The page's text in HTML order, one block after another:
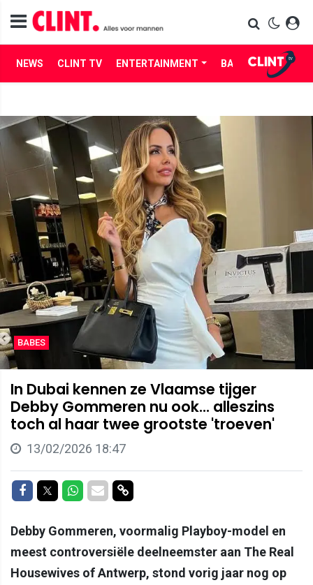
NEWS CLINT TV ENTERTAINMENT BABES LIFE
BABES
In Dubai kennen ze Vlaamse tijger
Debby Gommeren nu ook... alleszins
toch al haar twee grootste 'troeven'
13/02/2026 18:47
Delen op Facebook
Delen op Twitter
Delen op Whatsapp
Delen via Mail
Delen via link
Debby Gommeren, voormalig Playboy-model en
meest controversiële deelneemster aan The Real
Housewives of Antwerp, stond vorig jaar nog op